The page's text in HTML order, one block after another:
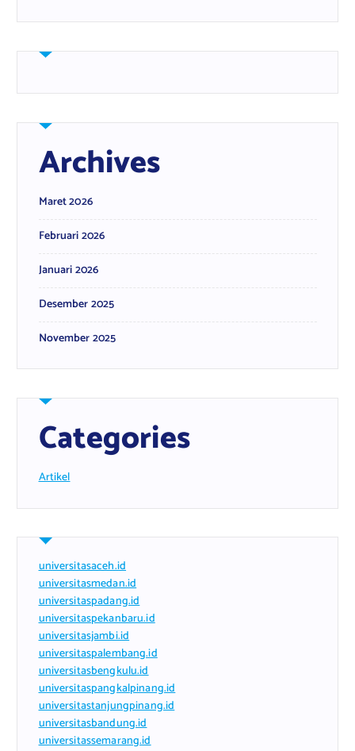
Archives
Maret 2026
Februari 2026
Januari 2026
Desember 2025
November 2025
Categories
Artikel
universitasaceh.id
universitasmedan.id
universitaspadang.id
universitaspekanbaru.id
universitasjambi.id
universitaspalembang.id
universitasbengkulu.id
universitaspangkalpinang.id
universitastanjungpinang.id
universitasbandung.id
universitassemarang.id